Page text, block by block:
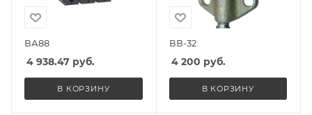
ВА88
4 938.47 руб.
В КОРЗИНУ
ВВ-32
4 200 руб.
В КОРЗИНУ